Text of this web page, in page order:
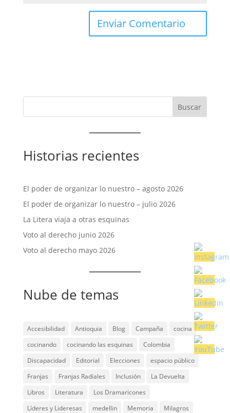
Historias recientes
El poder de organizar lo nuestro – agosto 2026
El poder de organizar lo nuestro – julio 2026
La Litera viaja a otras esquinas
Voto al derecho junio 2026
Voto al derecho mayo 2026
Nube de temas
Accesibilidad Antioquia Blog Campaña
cocina
cocinando
cocinando las esquinas
Colombia
Discapacidad
Editorial Elecciones
espacio público
Franjas
Franjas Radiales Inclusión
La Devuelta
Libros
Literatura
Los Dramaricones
Líderes y Lideresas
medellin Memoria
Milagros